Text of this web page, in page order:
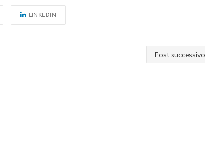
LINKEDIN
Post successivo